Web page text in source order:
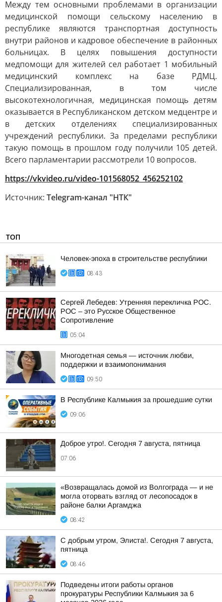
Между тем основными проблемами в организации
медицинской помощи сельскому населению в
республике являются транспортная доступность
внутри районов и кадровое обеспечение в районных
больницах. В целях повышения доступности
медпомощи для жителей сел работает 1 мобильный
медицинский комплекс на базе РДМЦ.
Специализированная, в том числе
высокотехнологичная, медицинская помощь детям
оказывается в Республиканском детском медцентре и
в детских отделениях специализированных
учреждений республики. За пределами республики
такую помощь в прошлом году получили 105 детей.
Всего парламентарии рассмотрели 10 вопросов.
https://vkvideo.ru/video-101568052_456252102
Источник: Telegram-канал "НТК"
ТОП
Человек-эпоха в строительстве республики
08:43
Сергей Лебедев: Утренняя перекличка РОС.
РОС – это Русское Общественное
Сопротивление
05:04
Многодетная семья — источник любви,
поддержки и взаимопонимания
09:50
В Республике Калмыкия за прошедшие сутки
09:06
Доброе утро!. Сегодня 7 августа, пятница
07:06
«Возвращалась домой из Волгограда — и не
могла оторвать взгляд от лесопосадок в
районе балки Аргамджа
08:42
С добрым утром, Элиста!. Сегодня 7 августа,
пятница
08:46
Подведены итоги работы органов
прокуратуры Республики Калмыкия за 6